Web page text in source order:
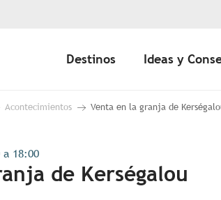
Destinos Ideas y
Acontecimientos Venta en la granja de
18:00
de Kerségalou